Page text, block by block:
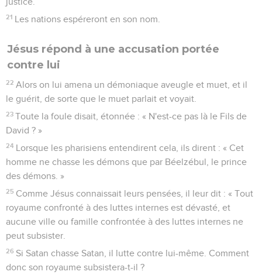
21 Les nations espéreront en son nom.
Jésus répond à une accusation portée
contre lui
22 Alors on lui amena un démoniaque aveugle et muet, et il
le guérit, de sorte que le muet parlait et voyait.
23 Toute la foule disait, étonnée : « N'est-ce pas là le Fils de
David ? »
24 Lorsque les pharisiens entendirent cela, ils dirent : « Cet
homme ne chasse les démons que par Béelzébul, le prince
des démons. »
25 Comme Jésus connaissait leurs pensées, il leur dit : « Tout
royaume confronté à des luttes internes est dévasté, et
aucune ville ou famille confrontée à des luttes internes ne
peut subsister.
26 Si Satan chasse Satan, il lutte contre lui-même. Comment
donc son royaume subsistera-t-il ?